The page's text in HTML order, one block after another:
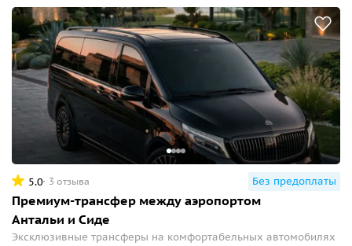
5.0 3 отзыва Без предоплаты
Премиум-трансфер между аэропортом
Антальи и Сиде
Эксклюзивные трансферы на комфортабельных автомобилях